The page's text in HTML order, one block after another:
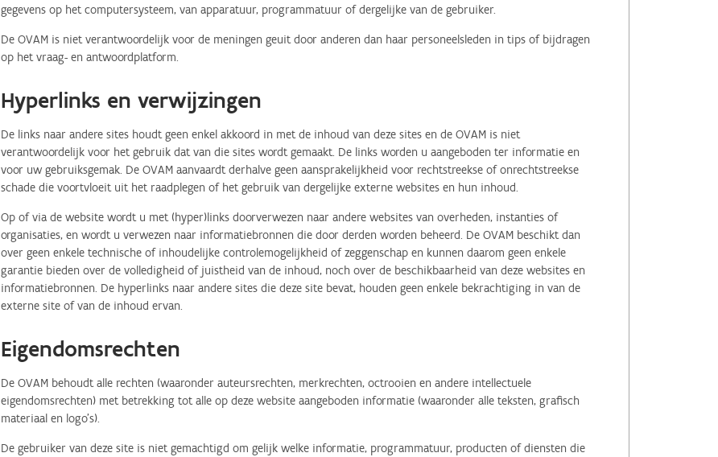
gegevens op het computersysteem, van apparatuur, programmatuur of dergelijke van de gebruiker.
De OVAM is niet verantwoordelijk voor de meningen geuit door anderen dan haar personeelsleden in tips of bijdragen
op het vraag- en antwoordplatform.
Hyperlinks en verwijzingen
De links naar andere sites houdt geen enkel akkoord in met de inhoud van deze sites en de OVAM is niet
verantwoordelijk voor het gebruik dat van die sites wordt gemaakt. De links worden u aangeboden ter informatie en
voor uw gebruiksgemak. De OVAM aanvaardt derhalve geen aansprakelijkheid voor rechtstreekse of onrechtstreekse
schade die voortvloeit uit het raadplegen of het gebruik van dergelijke externe websites en hun inhoud.
Op of via de website wordt u met (hyper)links doorverwezen naar andere websites van overheden, instanties of
organisaties, en wordt u verwezen naar informatiebronnen die door derden worden beheerd. De OVAM beschikt dan
over geen enkele technische of inhoudelijke controlemogelijkheid of zeggenschap en kunnen daarom geen enkele
garantie bieden over de volledigheid of juistheid van de inhoud, noch over de beschikbaarheid van deze websites en
informatiebronnen. De hyperlinks naar andere sites die deze site bevat, houden geen enkele bekrachtiging in van de
externe site of van de inhoud ervan.
Eigendomsrechten
De OVAM behoudt alle rechten (waaronder auteursrechten, merkrechten, octrooien en andere intellectuele
eigendomsrechten) met betrekking tot alle op deze website aangeboden informatie (waaronder alle teksten, grafisch
materiaal en logo's).
De gebruiker van deze site is niet gemachtigd om gelijk welke informatie, programmatuur, producten of diensten die